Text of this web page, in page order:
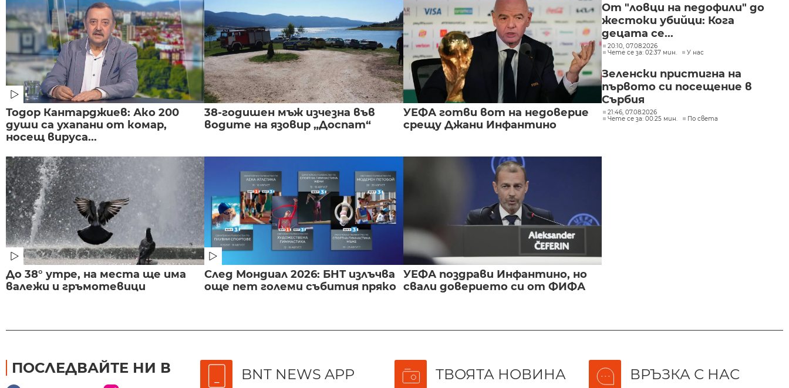
Тодор Кантарджиев: Ако 200
души са ухапани от комар,
носещ вируса...
38-годишен мъж изчезна във
водите на язовир „Доспат“
УЕФА готви вот на недоверие
срещу Джани Инфантино
До 38° утре, на места ще има
валежи и гръмотевици
След Мондиал 2026: БНТ излъчва
още пет големи събития пряко
УЕФА поздрави Инфантино, но
свали доверието си от ФИФА
От "ловци на педофили" до
жестоки убийци: Кога
децата се...
20:10, 07.08.2026
Чете се за: 02:37 мин.
У нас
Зеленски пристигна на
първото си посещение в
Сърбия
21:46, 07.08.2026
Чете се за: 00:25 мин.
По света
ПОСЛЕДВАЙТЕ НИ В BNT NEWS APP ТВОЯТА НОВИНА ВРЪЗКА С НАС